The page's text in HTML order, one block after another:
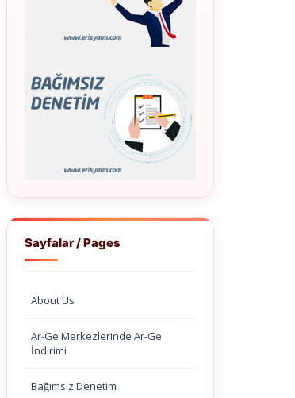
Sayfalar / Pages
About Us
Ar-Ge Merkezlerinde Ar-Ge
İndirimi
Bağımsız Denetim